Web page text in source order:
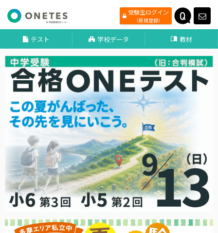
受験生ログイン
（新規登録）
テスト 学校データ 教材